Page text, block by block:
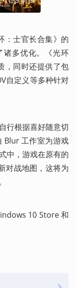
：士官长合集》的
诸多优化。《光环
，同时还提供了包
自定义等多种针对
行根据喜好随意切
Blur 工作室为游戏
中，游戏在原有的
对战地图，这将为
10 Store 和